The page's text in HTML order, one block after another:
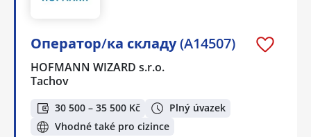
Оператор/ка складу (A14507)
HOFMANN WIZARD s.r.o.
Tachov
30 500 – 35 500 Kč
Plný úvazek
Vhodné také pro cizince